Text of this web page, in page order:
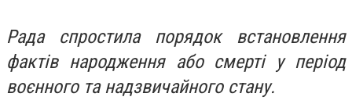
Рада спростила порядок встановлення
фактів народження або смерті у період
воєнного та надзвичайного стану.